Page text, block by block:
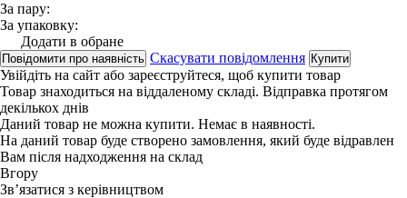
За пару:
За упаковку:
Додати в обране
Повідомити про наявність Скасувати повідомлення Купити
Увійдіть на сайт або зареєструйтеся, щоб купити товар
Товар знаходиться на віддаленому складі. Відправка протягом
декількох днів
Даний товар не можна купити. Немає в наявності.
На даний товар буде створено замовлення, який буде відравлен
Вам після надходження на склад
Вгору
Зв’язатися з керівництвом